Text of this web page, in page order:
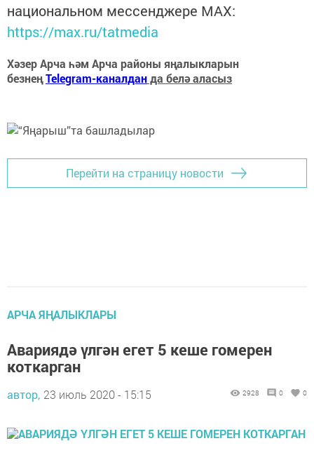
национальном мессенджере MАХ:
https://max.ru/tatmedia
Хәзер Арча һәм Арча районы яңалыкларын
безнеңTelegram-каналданда белә аласыз
Перейти на страницу новости
АРЧА ЯҢАЛЫКЛАРЫ
Авариядә үлгән егет 5 кеше гомерен
коткарган
автор, 23 июль 2020 - 15:15 2928 0 0